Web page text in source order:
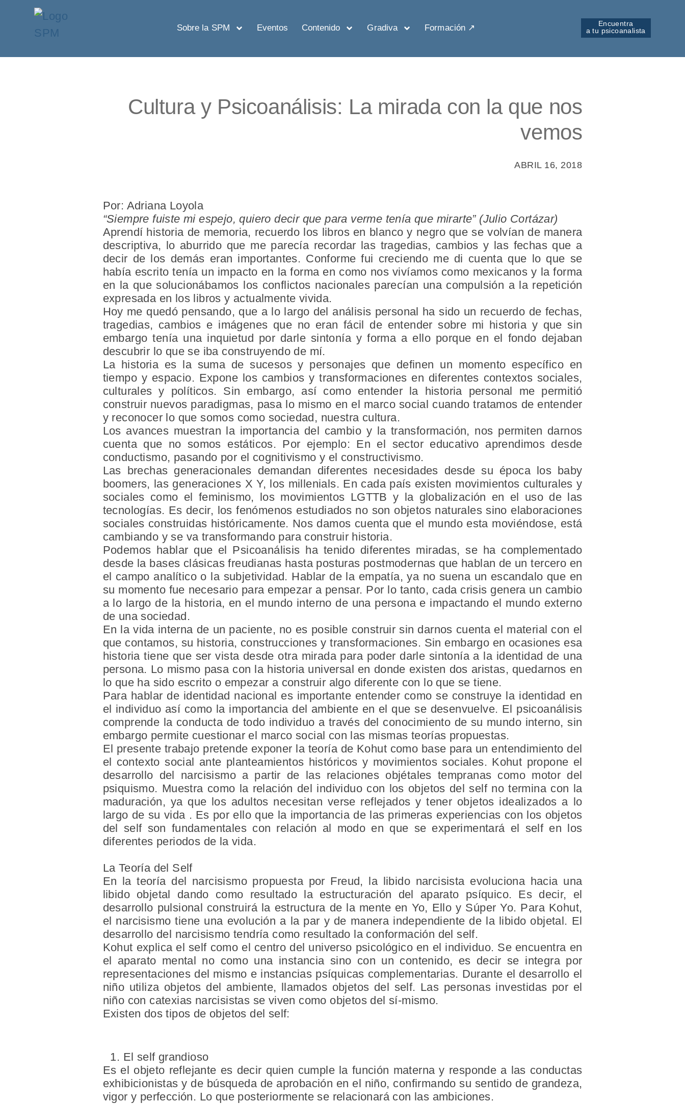
Sobre la SPM Eventos Contenido Gradiva Formación ↗︎
Encuentra
a tu psicoanalista
Cultura y Psicoanálisis: La mirada con la que nos
vemos
ABRIL 16, 2018
Por: Adriana Loyola
“Siempre fuiste mi espejo, quiero decir que para verme tenía que mirarte” (Julio Cortázar)
Aprendí historia de memoria, recuerdo los libros en blanco y negro que se volvían de manera
descriptiva, lo aburrido que me parecía recordar las tragedias, cambios y las fechas que a
decir de los demás eran importantes. Conforme fui creciendo me di cuenta que lo que se
había escrito tenía un impacto en la forma en como nos vivíamos como mexicanos y la forma
en la que solucionábamos los conflictos nacionales parecían una compulsión a la repetición
expresada en los libros y actualmente vivida.
Hoy me quedó pensando, que a lo largo del análisis personal ha sido un recuerdo de fechas,
tragedias, cambios e imágenes que no eran fácil de entender sobre mi historia y que sin
embargo tenía una inquietud por darle sintonía y forma a ello porque en el fondo dejaban
descubrir lo que se iba construyendo de mí.
La historia es la suma de sucesos y personajes que definen un momento específico en
tiempo y espacio. Expone los cambios y transformaciones en diferentes contextos sociales,
culturales y políticos. Sin embargo, así como entender la historia personal me permitió
construir nuevos paradigmas, pasa lo mismo en el marco social cuando tratamos de entender
y reconocer lo que somos como sociedad, nuestra cultura.
Los avances muestran la importancia del cambio y la transformación, nos permiten darnos
cuenta que no somos estáticos. Por ejemplo: En el sector educativo aprendimos desde
conductismo, pasando por el cognitivismo y el constructivismo.
Las brechas generacionales demandan diferentes necesidades desde su época los baby
boomers, las generaciones X Y, los millenials. En cada país existen movimientos culturales y
sociales como el feminismo, los movimientos LGTTB y la globalización en el uso de las
tecnologías. Es decir, los fenómenos estudiados no son objetos naturales sino elaboraciones
sociales construidas históricamente. Nos damos cuenta que el mundo esta moviéndose, está
cambiando y se va transformando para construir historia.
Podemos hablar que el Psicoanálisis ha tenido diferentes miradas, se ha complementado
desde la bases clásicas freudianas hasta posturas postmodernas que hablan de un tercero en
el campo analítico o la subjetividad. Hablar de la empatía, ya no suena un escandalo que en
su momento fue necesario para empezar a pensar. Por lo tanto, cada crisis genera un cambio
a lo largo de la historia, en el mundo interno de una persona e impactando el mundo externo
de una sociedad.
En la vida interna de un paciente, no es posible construir sin darnos cuenta el material con el
que contamos, su historia, construcciones y transformaciones. Sin embargo en ocasiones esa
historia tiene que ser vista desde otra mirada para poder darle sintonía a la identidad de una
persona. Lo mismo pasa con la historia universal en donde existen dos aristas, quedarnos en
lo que ha sido escrito o empezar a construir algo diferente con lo que se tiene.
Para hablar de identidad nacional es importante entender como se construye la identidad en
el individuo así como la importancia del ambiente en el que se desenvuelve. El psicoanálisis
comprende la conducta de todo individuo a través del conocimiento de su mundo interno, sin
embargo permite cuestionar el marco social con las mismas teorías propuestas.
El presente trabajo pretende exponer la teoría de Kohut como base para un entendimiento del
el contexto social ante planteamientos históricos y movimientos sociales. Kohut propone el
desarrollo del narcisismo a partir de las relaciones objétales tempranas como motor del
psiquismo. Muestra como la relación del individuo con los objetos del self no termina con la
maduración, ya que los adultos necesitan verse reflejados y tener objetos idealizados a lo
largo de su vida . Es por ello que la importancia de las primeras experiencias con los objetos
del self son fundamentales con relación al modo en que se experimentará el self en los
diferentes periodos de la vida.
La Teoría del Self
En la teoría del narcisismo propuesta por Freud, la libido narcisista evoluciona hacia una
libido objetal dando como resultado la estructuración del aparato psíquico. Es decir, el
desarrollo pulsional construirá la estructura de la mente en Yo, Ello y Súper Yo. Para Kohut,
el narcisismo tiene una evolución a la par y de manera independiente de la libido objetal. El
desarrollo del narcisismo tendría como resultado la conformación del self.
Kohut explica el self como el centro del universo psicológico en el individuo. Se encuentra en
el aparato mental no como una instancia sino con un contenido, es decir se integra por
representaciones del mismo e instancias psíquicas complementarias. Durante el desarrollo el
niño utiliza objetos del ambiente, llamados objetos del self. Las personas investidas por el
niño con catexias narcisistas se viven como objetos del sí-mismo.
Existen dos tipos de objetos del self:
El self grandioso
Es el objeto reflejante es decir quien cumple la función materna y responde a las conductas
exhibicionistas y de búsqueda de aprobación en el niño, confirmando su sentido de grandeza,
vigor y perfección. Lo que posteriormente se relacionará con las ambiciones.